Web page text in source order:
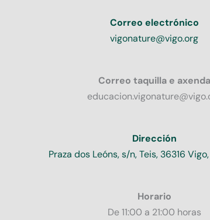
Correo electrónico
vigonature@vigo.org
Correo taquilla e axenda
Dirección
Praza dos Leóns, s/n, Teis, 36316
Horario
De 11:00 a 21:00 horas